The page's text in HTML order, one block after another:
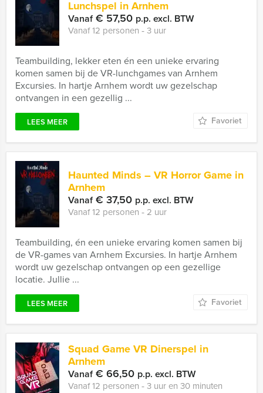
Lunchspel in Arnhem
Vanaf€ 57,50 p.p. excl. BTW
Vanaf 12 personen ‐ 3 uur
Teambuilding, lekker eten én een unieke ervaring
komen samen bij de VR-lunchgames van Arnhem
Excursies. In hartje Arnhem wordt uw gezelschap
ontvangen in een gezellig ...
LEES MEER Favoriet
Haunted Minds – VR Horror Game in
Arnhem
Vanaf€ 37,50 p.p. excl. BTW
Vanaf 12 personen ‐ 2 uur
Teambuilding, én een unieke ervaring komen samen bij
de VR-games van Arnhem Excursies. In hartje Arnhem
wordt uw gezelschap ontvangen op een gezellige
locatie. Jullie ...
LEES MEER Favoriet
Squad Game VR Dinerspel in
Arnhem
Vanaf€ 66,50 p.p. excl. BTW
Vanaf 12 personen ‐ 3 uur en 30 minuten